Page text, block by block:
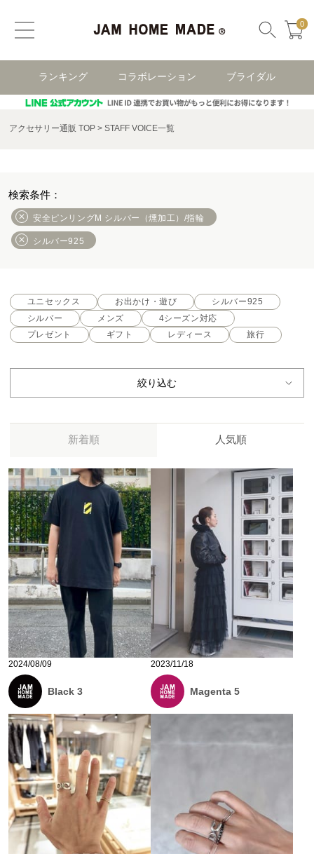
0
ランキング コラボレーション ブライダル
アクセサリー通販 TOP STAFF VOICE一覧
安全ピンリングM シルバー（燻加工）/指輪
シルバー925
ユニセックス お出かけ・遊び
シルバー925
シルバー
メンズ
4シーズン対応
プレゼント
ギフト レディース 旅行
絞り込む
新着順 人気順
2024/08/09
Black 3
2023/11/18
Magenta 5